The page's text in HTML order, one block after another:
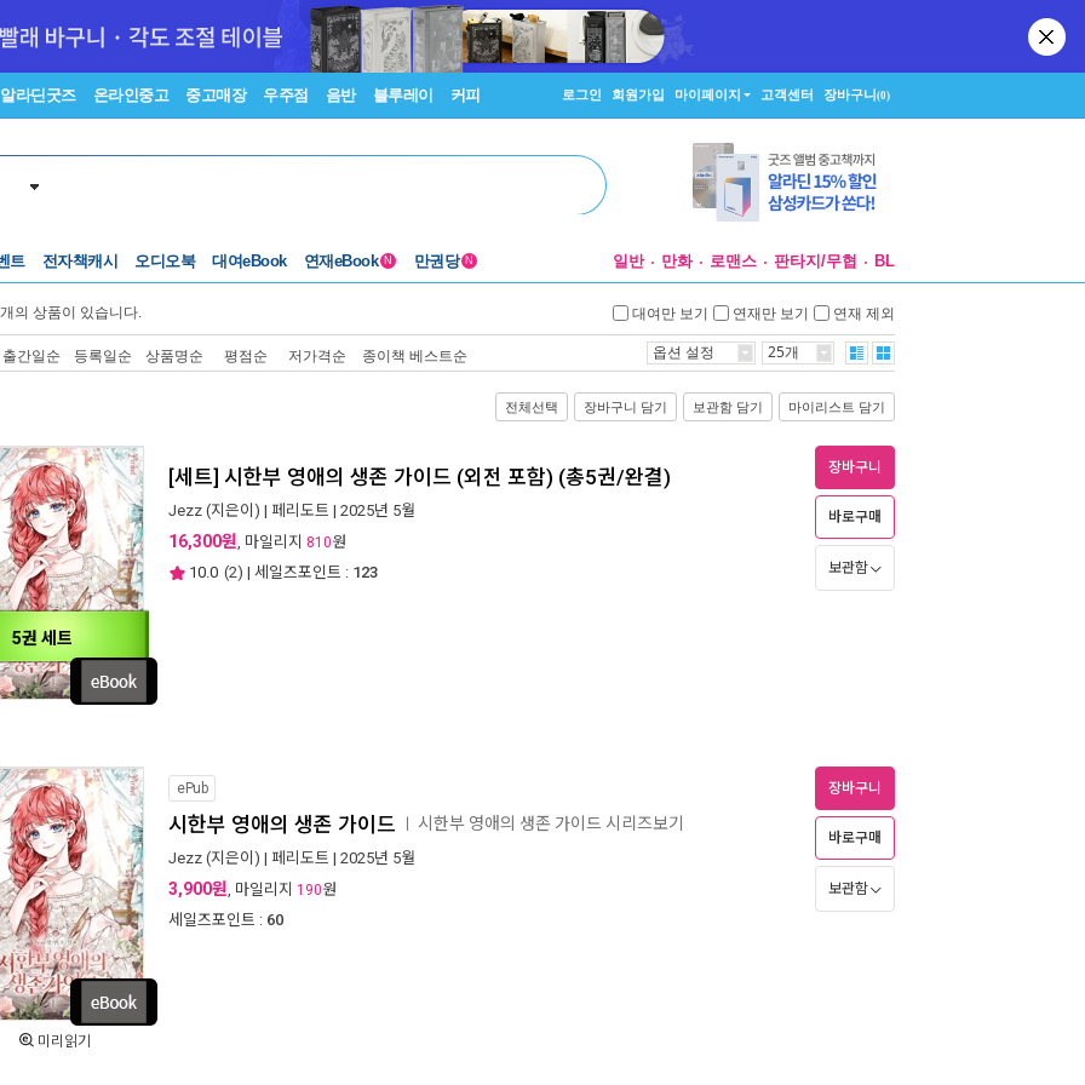
알라딘굿즈 온라인중고 중고매장 우주점 음반 블루레이 커피 로그인 회원가입 마이페이지 고객센터 장바구니(0)
트 전자책캐시 오디오북 대여eBook 연재eBook N 만권당 N 일반 만화 로맨스 판타지/무협 BL
개의 상품이 있습니다. 대여만 보기 연재만 보기 연재 제외
출간일순 등록일순 상품명순 평점순 저가격순 종이책 베스트순 옵션 설정 25개
전체선택 장바구니 담기 보관함 담기 마이리스트 담기
5권 세트
[세트] 시한부 영애의 생존 가이드 (외전 포함) (총5권/완결)
Jezz (지은이) | 페리도트 | 2025년 5월
16,300원, 마일리지 810원
10.0 (2) | 세일즈포인트 : 123
장바구니
바로구매
보관함
미리읽기
ePub
시한부 영애의 생존 가이드 시한부 영애의 생존 가이드 시리즈보기
Jezz (지은이) | 페리도트 | 2025년 5월
3,900원, 마일리지 190원
세일즈포인트 : 60
장바구니
바로구매
보관함